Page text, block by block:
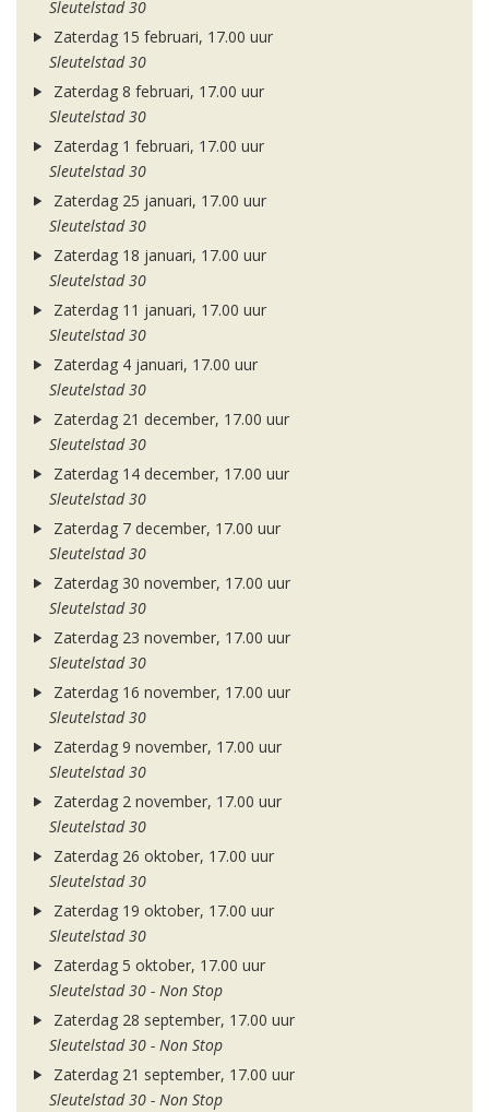
Sleutelstad 30
Zaterdag 15 februari, 17.00 uur
Sleutelstad 30
Zaterdag 8 februari, 17.00 uur
Sleutelstad 30
Zaterdag 1 februari, 17.00 uur
Sleutelstad 30
Zaterdag 25 januari, 17.00 uur
Sleutelstad 30
Zaterdag 18 januari, 17.00 uur
Sleutelstad 30
Zaterdag 11 januari, 17.00 uur
Sleutelstad 30
Zaterdag 4 januari, 17.00 uur
Sleutelstad 30
Zaterdag 21 december, 17.00 uur
Sleutelstad 30
Zaterdag 14 december, 17.00 uur
Sleutelstad 30
Zaterdag 7 december, 17.00 uur
Sleutelstad 30
Zaterdag 30 november, 17.00 uur
Sleutelstad 30
Zaterdag 23 november, 17.00 uur
Sleutelstad 30
Zaterdag 16 november, 17.00 uur
Sleutelstad 30
Zaterdag 9 november, 17.00 uur
Sleutelstad 30
Zaterdag 2 november, 17.00 uur
Sleutelstad 30
Zaterdag 26 oktober, 17.00 uur
Sleutelstad 30
Zaterdag 19 oktober, 17.00 uur
Sleutelstad 30
Zaterdag 5 oktober, 17.00 uur
Sleutelstad 30 - Non Stop
Zaterdag 28 september, 17.00 uur
Sleutelstad 30 - Non Stop
Zaterdag 21 september, 17.00 uur
Sleutelstad 30 - Non Stop